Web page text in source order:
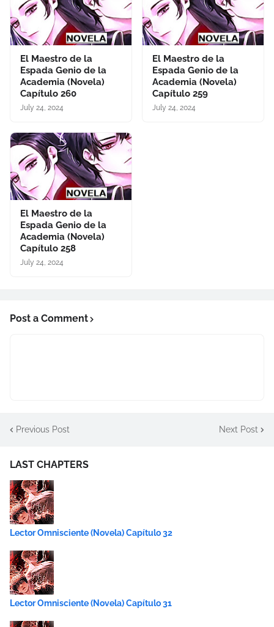
El Maestro de la
Espada Genio de la
Academia (Novela)
Capítulo 260
July 24, 2024
El Maestro de la
Espada Genio de la
Academia (Novela)
Capítulo 259
July 24, 2024
El Maestro de la
Espada Genio de la
Academia (Novela)
Capítulo 258
July 24, 2024
Post a Comment
Previous Post Next Post
LAST CHAPTERS
Lector Omnisciente (Novela) Capítulo 32
Lector Omnisciente (Novela) Capítulo 31